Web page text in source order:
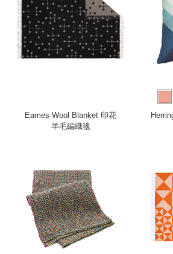
Eames Wool Blanket 印花
羊毛編織毯